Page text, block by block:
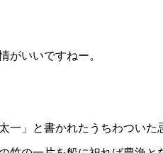
がいいですねー。
太一」と書かれたうちわつい